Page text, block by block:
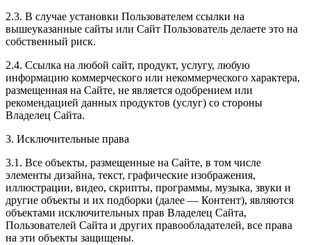
2.3. В случае установки Пользователем ссылки на
вышеуказанные сайты или Сайт Пользователь делаете это на
собственный риск.
2.4. Ссылка на любой сайт, продукт, услугу, любую
информацию коммерческого или некоммерческого характера,
размещенная на Сайте, не является одобрением или
рекомендацией данных продуктов (услуг) со стороны
Владелец Сайта.
3. Исключительные права
3.1. Все объекты, размещенные на Сайте, в том числе
элементы дизайна, текст, графические изображения,
иллюстрации, видео, скрипты, программы, музыка, звуки и
другие объекты и их подборки (далее — Контент), являются
объектами исключительных прав Владелец Сайта,
Пользователей Сайта и других правообладателей, все права
на эти объекты защищены.